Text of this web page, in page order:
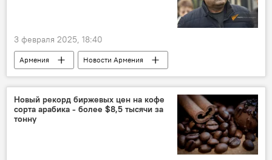
3 февраля 2025, 18:40
Армения
Новости Армения
Политика
Общество
генерал
Тиран Хачатрян
суд решение
Новый рекорд биржевых цен на кофе
сорта арабика - более $8,5 тысячи за
тонну